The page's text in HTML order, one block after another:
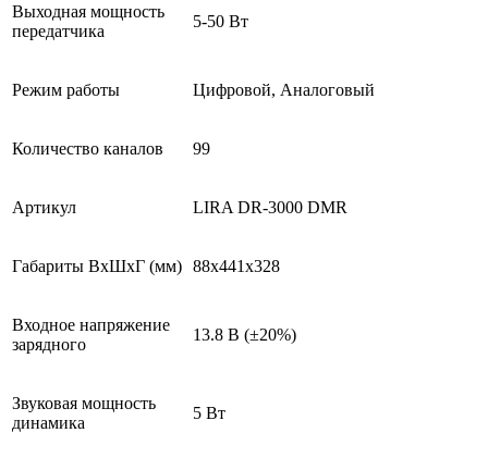
Выходная мощность
передатчика
5-50 Вт
Режим работы Цифровой, Аналоговый
Количество каналов 99
Артикул LIRA DR-3000 DMR
Габариты ВхШхГ (мм) 88х441х328
Входное напряжение
зарядного
13.8 В (±20%)
Звуковая мощность
динамика
5 Вт